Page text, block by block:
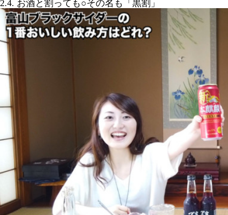
2.4. お酒と割っても○その名も「黒割」